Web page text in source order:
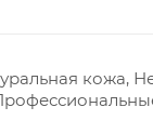
кожа,